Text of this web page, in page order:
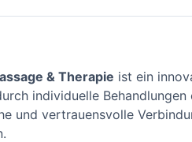
& Therapie ist ein
individuelle
und vertrauensvolle